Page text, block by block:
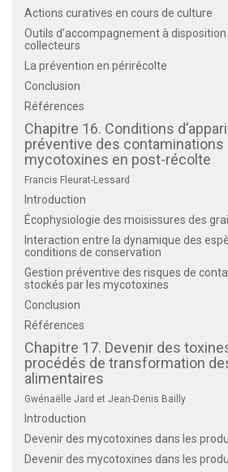
Actions curatives en cours de culture
Outils d’accompagnement à
collecteurs
La prévention en périrécolte
Conclusion
Références
Chapitre 16. Conditions
préventive des contaminations
mycotoxines en post-récolte
Francis Fleurat-Lessard
Introduction
Écophysiologie des moisissures des
Interaction entre la dynamique des
conditions de conservation
Gestion préventive des risques de
stockés par les mycotoxines
Conclusion
Références
Chapitre 17. Devenir des
procédés de transformation
alimentaires
Gwénaëlle Jard et Jean-Denis Bailly
Introduction
Devenir des mycotoxines dans les
Devenir des mycotoxines dans les